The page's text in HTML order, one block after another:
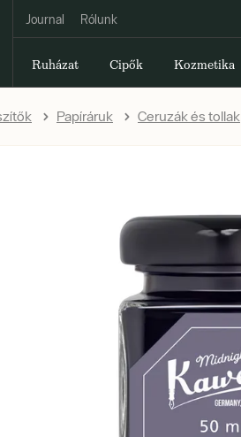
Journal Rólunk
Ruházat Cipők Kozmetika
Papíráruk Ceruzák és tollak